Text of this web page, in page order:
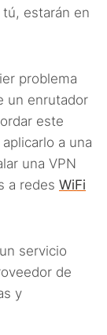
estarán en
problema
un enrutador
este
a una
una VPN
a redes WiFi
servicio
de
y